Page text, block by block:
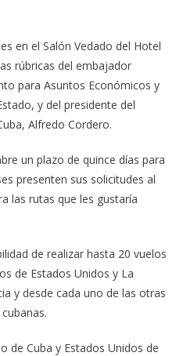
en el Salón Vedado del Hotel
rúbricas del embajador
para Asuntos Económicos y
y del presidente del
Alfredo Cordero.
un plazo de quince días para
presenten sus solicitudes al
las rutas que les gustaría
de realizar hasta 20 vuelos
de Estados Unidos y La
y desde cada uno de las otras
de Cuba y Estados Unidos de